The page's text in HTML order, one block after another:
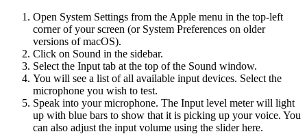
Open System Settings from the Apple menu in the top-left
corner of your screen (or System Preferences on older
versions of macOS).
Click on Sound in the sidebar.
Select the Input tab at the top of the Sound window.
You will see a list of all available input devices. Select the
microphone you wish to test.
Speak into your microphone. The Input level meter will light
up with blue bars to show that it is picking up your voice. You
can also adjust the input volume using the slider here.